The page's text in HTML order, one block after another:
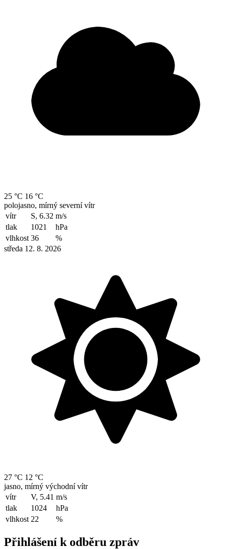
25 °C 16 °C
polojasno, mírný severní vítr
vítr
S, 6.32 m/s
tlak
1021
hPa
vlhkost 36
%
středa 12. 8. 2026
27 °C 12 °C
jasno, mírný východní vítr
vítr
V, 5.41 m/s
tlak
1024
hPa
vlhkost 22 %
Přihlášení k odběru zpráv